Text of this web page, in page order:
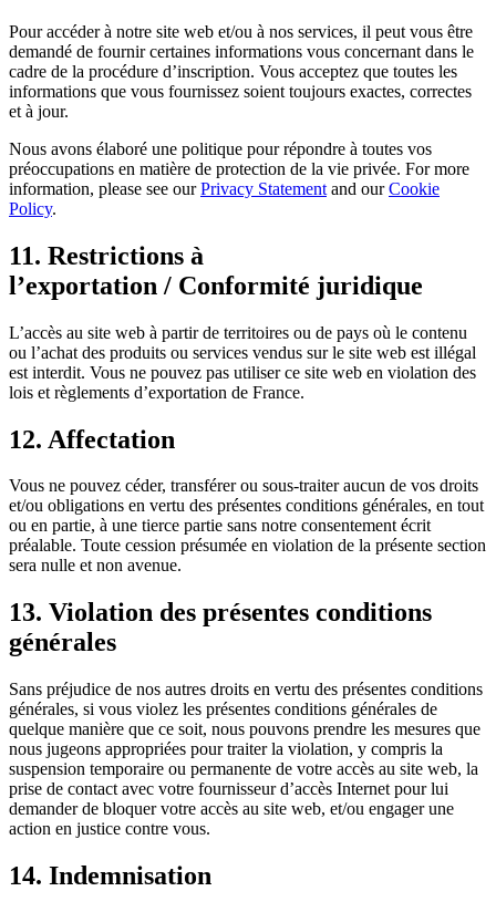
Pour accéder à notre site web et/ou à nos services, il peut vous être
demandé de fournir certaines informations vous concernant dans le
cadre de la procédure d’inscription. Vous acceptez que toutes les
informations que vous fournissez soient toujours exactes, correctes
et à jour.
Nous avons élaboré une politique pour répondre à toutes vos
préoccupations en matière de protection de la vie privée. For more
information, please see ourPrivacy Statement and ourCookie
Policy.
11. Restrictions à
l’exportation / Conformité juridique
L’accès au site web à partir de territoires ou de pays où le contenu
ou l’achat des produits ou services vendus sur le site web est illégal
est interdit. Vous ne pouvez pas utiliser ce site web en violation des
lois et règlements d’exportation de France.
12. Affectation
Vous ne pouvez céder, transférer ou sous-traiter aucun de vos droits
et/ou obligations en vertu des présentes conditions générales, en tout
ou en partie, à une tierce partie sans notre consentement écrit
préalable. Toute cession présumée en violation de la présente section
sera nulle et non avenue.
13. Violation des présentes conditions
générales
Sans préjudice de nos autres droits en vertu des présentes conditions
générales, si vous violez les présentes conditions générales de
quelque manière que ce soit, nous pouvons prendre les mesures que
nous jugeons appropriées pour traiter la violation, y compris la
suspension temporaire ou permanente de votre accès au site web, la
prise de contact avec votre fournisseur d’accès Internet pour lui
demander de bloquer votre accès au site web, et/ou engager une
action en justice contre vous.
14. Indemnisation